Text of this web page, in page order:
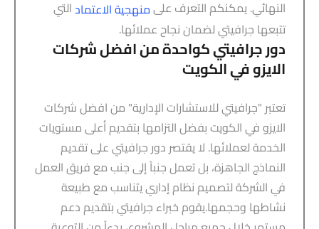
النهائي. يمكنكم التعرف علىمنهجية الاعتمادالتي
تتبعها جرافيتي لضمان نجاح عملائها.
دور جرافيتي كواحدة من افضل شركات
الايزو في الكويت
تعتبر "جرافيتي للاستشارات الإدارية" من افضل شركات
الايزو في الكويت بفضل التزامها بتقديم أعلى مستويات
الخدمة لعملائها. لا يقتصر دور جرافيتي على تقديم
النماذج الجاهزة، بل تعمل جنباً إلى جنب مع فريق العمل
في الشركة لتصميم نظام إداري يتناسب مع طبيعة
نشاطها وحجمها.يقوم خبراء جرافيتي بتقديم دعم